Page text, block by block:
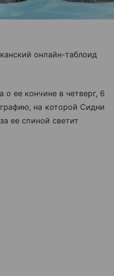
онлайн-таблоид
ее кончине в четверг, 6
на которой Сидни
ее спиной светит